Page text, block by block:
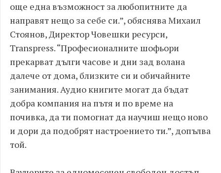
още една възможност за любопитните да
направят нещо за себе си.”, обяснява Михаил
Стоянов, Директор Човешки ресурси,
Transpress. “Професионалните шофьори
прекарват дълги часове и дни зад волана
далече от дома, близките си и обичайните
занимания. Аудио книгите могат да бъдат
добра компания на пътя и по време на
почивка, да ти помогнат да научиш нещо ново
и дори да подобрят настроението ти.”, допълва
той.